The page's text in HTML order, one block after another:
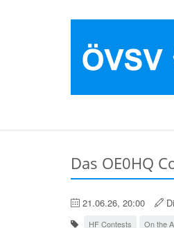
Das OE0HQ
21.06.26, 20:00
HF Contests On the